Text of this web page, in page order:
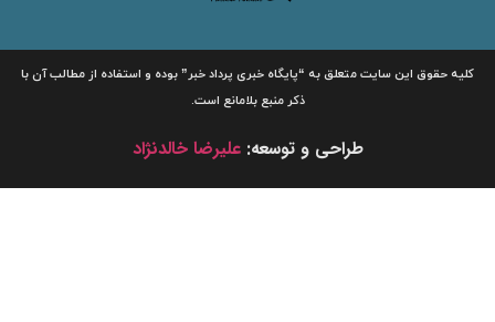
کلیه حقوق این سایت متعلق به“پایگاه خبریپرداد خبر”بوده و استفاده از مطالب آن با
ذکر منبع بلامانع است.
طراحی و توسعه:علیرضا خالدنژاد